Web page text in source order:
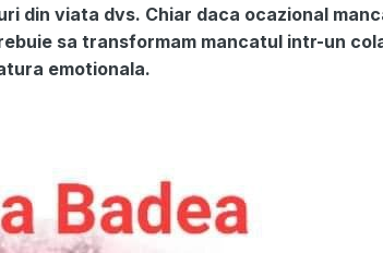
din viata dvs. Chiar daca ocazional
sa transformam mancatul intr-un
emotionala.